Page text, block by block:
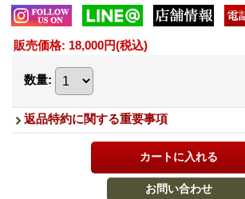
販売価格: 18,000円(税込)
数量:
返品特約に関する重要事項